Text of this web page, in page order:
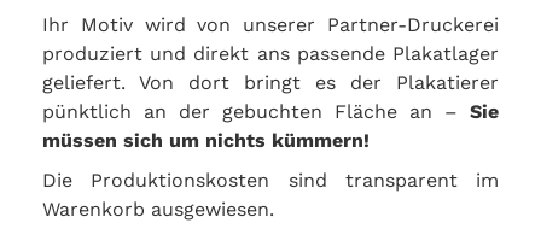
Ihr Motiv wird von unserer Partner-Druckerei
produziert und direkt ans passende Plakatlager
geliefert. Von dort bringt es der Plakatierer
pünktlich an der gebuchten Fläche an – Sie
müssen sich um nichts kümmern!
Die Produktionskosten sind transparent im
Warenkorb ausgewiesen.